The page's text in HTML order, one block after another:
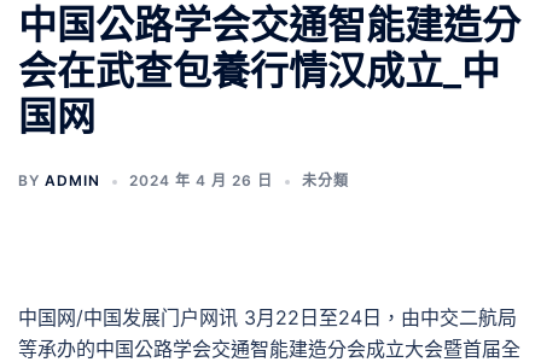
中国公路学会交通智能建造分
会在武查包養行情汉成立_中
国网
BY ADMIN 2024 年 4 月 26 日 未分類
中国网/中国发展门户网讯 3月22日至24日，由中交二航局
等承办的中国公路学会交通智能建造分会成立大会暨首届全